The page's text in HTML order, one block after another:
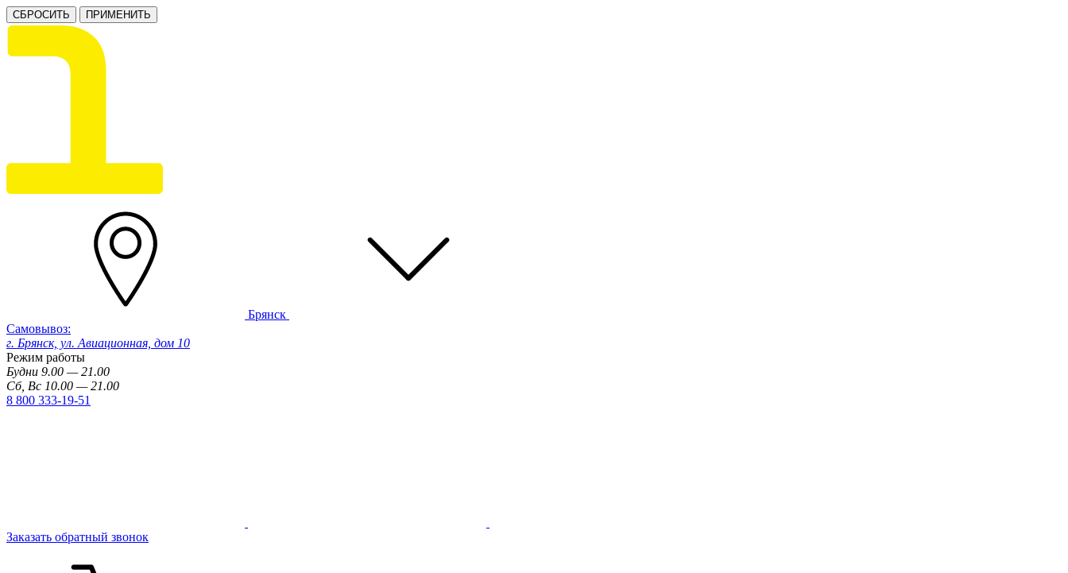
СБРОСИТЬ ПРИМЕНИТЬ
Брянск
Самовывоз:
г. Брянск, ул. Авиационная, дом 10
Режим работы
Будни 9.00 — 21.00
Сб, Вс 10.00 — 21.00
8 800 333-19-51
Заказать обратный звонок